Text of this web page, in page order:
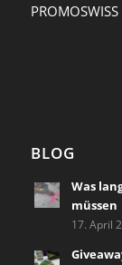
PROMOSWISS
BLOG
Was
müssen
17. April